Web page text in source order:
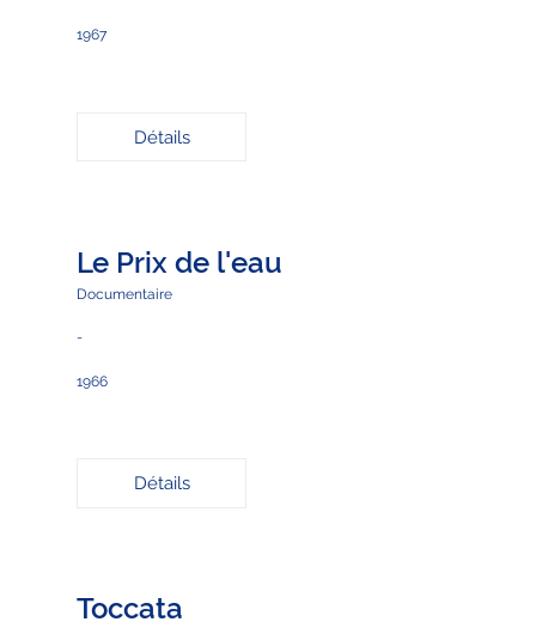
1967
Détails
Le Prix de l'eau
Documentaire
-
1966
Détails
Toccata